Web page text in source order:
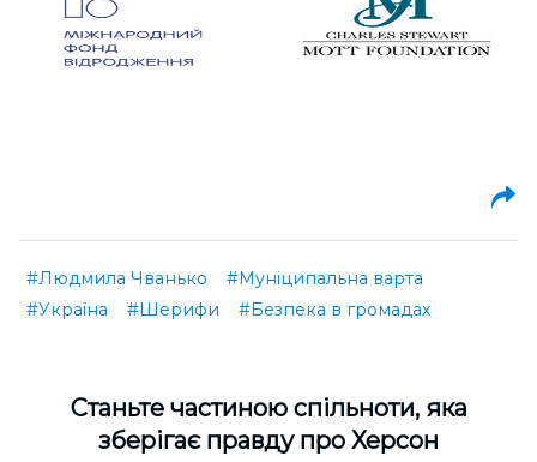
#Людмила Чванько
#Муніципальна варта
#Україна
#Шерифи #Безпека в громадах
Cтаньте частиною спільноти, яка
зберігає правду про Херсон